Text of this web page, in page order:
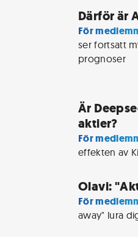
Därför är
För
ser fortsatt
prognoser
Är
aktier?
För
effekten av
Olavi:
För
away" lura